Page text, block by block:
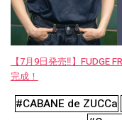
【7月9日発売‼︎】FUDGE
完成！
#CABANE de ZUCCa